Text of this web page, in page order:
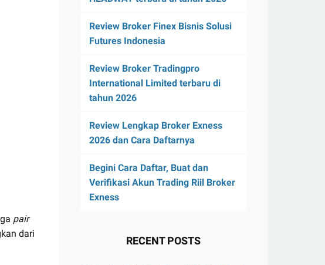
pair
dari
Review Broker Finex Bisnis Solusi
Futures Indonesia
Review Broker Tradingpro
International Limited terbaru di
tahun 2026
Review Lengkap Broker Exness
2026 dan Cara Daftarnya
Begini Cara Daftar, Buat dan
Verifikasi Akun Trading Riil Broker
Exness
RECENT POSTS